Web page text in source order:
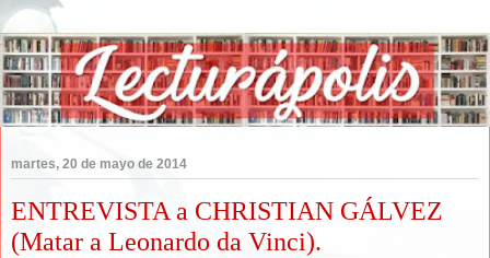
martes, 20 de mayo de 2014
ENTREVISTA a CHRISTIAN GÁLVEZ
(Matar a Leonardo da Vinci).